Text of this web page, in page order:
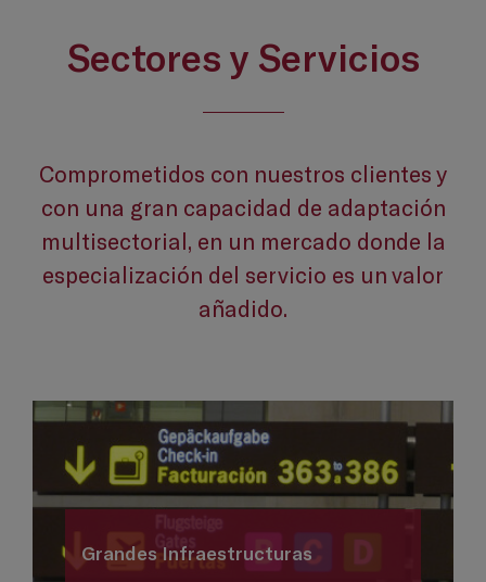
Sectores y Servicios
Comprometidos con nuestros clientes y
con una gran capacidad de adaptación
multisectorial, en un mercado donde la
especialización del servicio es un valor
añadido.
Grandes Infraestructuras